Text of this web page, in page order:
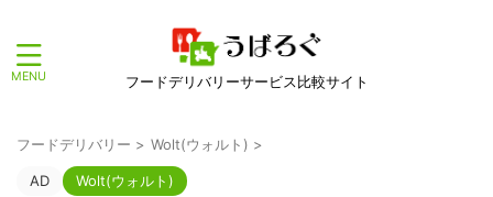
フードデリバリーサービス比較サイト
フードデリバリー > Wolt(ウォルト) >
AD Wolt(ウォルト)